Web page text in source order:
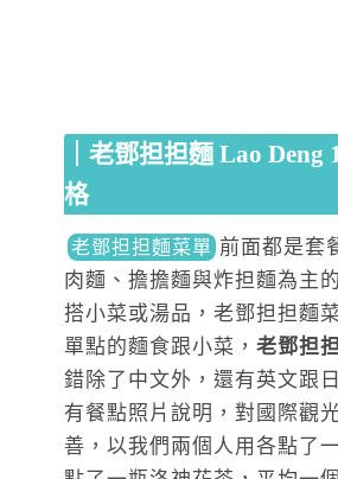
｜老鄧担担麵 Lao Deng
格
老鄧担担麵菜單 前面都是套
肉麵、擔擔麵與炸担麵為主
搭小菜或湯品，老鄧担担麵
單點的麵食跟小菜， 老鄧担
錯除了中文外，還有英文跟
有餐點照片說明，對國際觀
善，以我們兩個人用各點了